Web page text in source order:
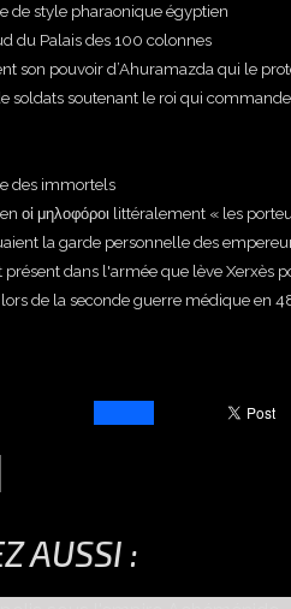
de style pharaonique égyptien
du Palais des 100 colonnes
son pouvoir d’Ahuramazda qui le
soldats soutenant le roi qui
des immortels
οἱ μηλοφόροι littéralement « les
la garde personnelle des
dans l'armée que lève Xerxès
de la seconde guerre médique en
AUSSI :